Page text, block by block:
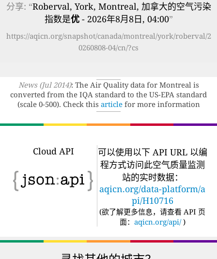
分享: “Roberval, York, Montreal, 加拿大的空气污染
指数是优- 2026年8月8日, 04:00”
https://aqicn.org/snapshot/canada/montreal/york/roberval/2
0260808-04/cn/?cs
News (Jul 2014): The Air Quality data for Montreal is
converted from the IQA standard to the US-EPA standard
(scale 0-500). Check this articlefor more information
Cloud API
可以使用以下 API URL 以编
程方式访问此空气质量监测
站的实时数据：
aqicn.org/data-platform/a
pi/H10716
(欲了解更多信息，请查看 API 页
面： aqicn.org/api/ )